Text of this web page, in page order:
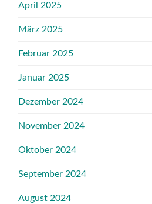
April 2025
März 2025
Februar 2025
Januar 2025
Dezember 2024
November 2024
Oktober 2024
September 2024
August 2024